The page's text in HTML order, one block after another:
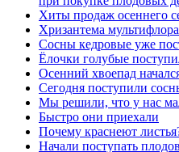
Хиты продаж осеннего
Хризантема
Сосны кедровые уже
Ёлочки голубые
Осенний хвоепад
Сегодня поступили
Мы решили, что у нас
Быстро они приехали
Почему краснеют
Начали поступать